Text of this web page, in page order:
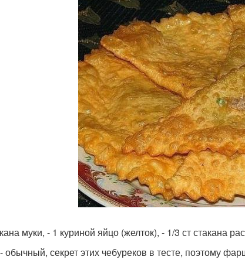
муки, - 1 куриной яйцо (желток), - 1/3 ст стакана
секрет этих чебуреков в тесте, поэтому